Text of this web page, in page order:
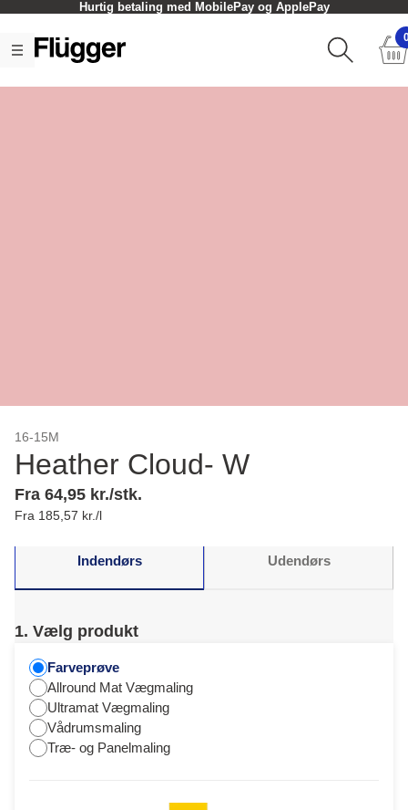
Hurtig betaling med MobilePay og ApplePay
16-15M
Heather Cloud- W
Fra 64,95 kr./stk.
Fra 185,57 kr./l
Indendørs Udendørs
1. Vælg produkt
Farveprøve
Allround Mat Vægmaling
Ultramat Vægmaling
Vådrumsmaling
Træ- og Panelmaling